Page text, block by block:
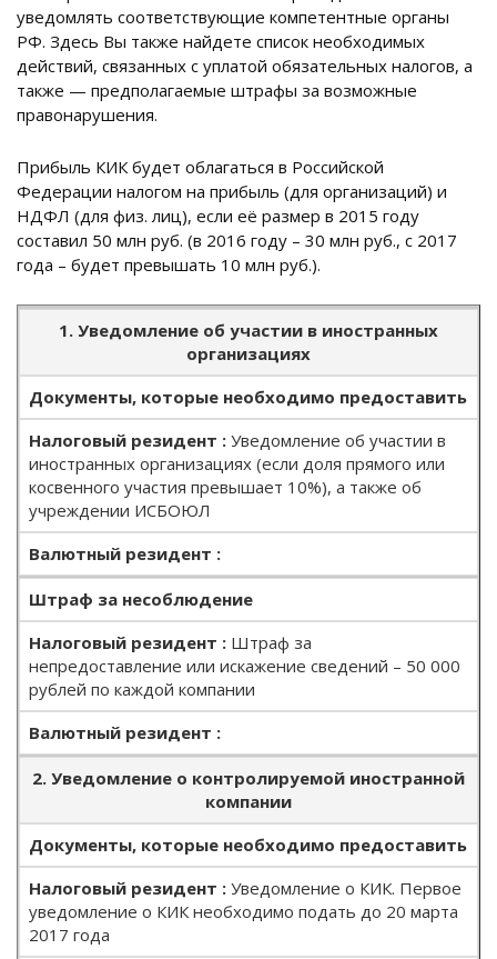
уведомлять соответствующие компетентные органы
РФ. Здесь Вы также найдете список необходимых
действий, связанных с уплатой обязательных налогов, а
также — предполагаемые штрафы за возможные
правонарушения.
Прибыль КИК будет облагаться в Российской
Федерации налогом на прибыль (для организаций) и
НДФЛ (для физ. лиц), если её размер в 2015 году
составил 50 млн руб. (в 2016 году – 30 млн руб., с 2017
года – будет превышать 10 млн руб.).
1. Уведомление об участии в иностранных
организациях
Документы, которые необходимо предоставить
Уведомление об участии в
иностранных организациях (если доля прямого или
косвенного участия превышает 10%), а также об
учреждении ИСБОЮЛ
Штраф за несоблюдение
Штраф за
непредоставление или искажение сведений – 50 000
рублей по каждой компании
2. Уведомление о контролируемой иностранной
компании
Документы, которые необходимо предоставить
Уведомление о КИК. Первое
уведомление о КИК необходимо подать до 20 марта
2017 года